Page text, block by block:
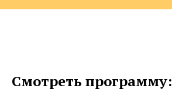
Смотреть программу: